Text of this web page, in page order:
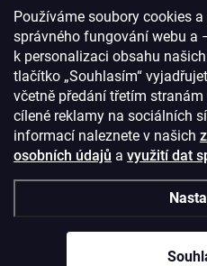
Používáme soubory cookies
správného fungování webu a
k personalizaci obsahu
tlačítko „Souhlasím“
včetně předání třetím
cílené reklamy na sociálních
informací naleznete v našich
osobních údajů a využití dat
Doprava:
Nakupujte na
Díky HTTPS
data v
© Copyright2026
IČO: